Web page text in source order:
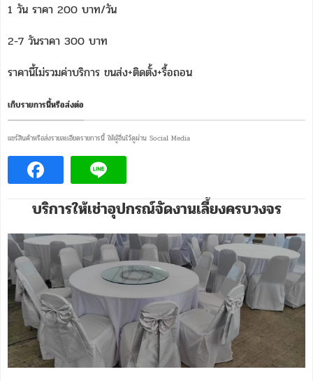
1 วัน ราคา 200 บาท/วัน
2-7 วันราคา 300 บาท
ราคานี้ไม่รวมค่าบริการ ขนส่ง+ติดตั้ง+รื้อถอน
เก็บรายการนี้หรือส่งต่อ
แชร์สินค้าหรือส่งรายละเอียดรายการนี้ ให้ผู้อื่นไว้ดูผ่าน Social Media
บริการให้เช่าอุปกรณ์จัดงานเลี้ยงครบวงจร